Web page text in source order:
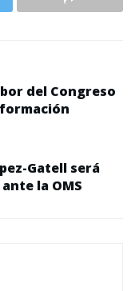
del Congreso
Gatell será
la OMS